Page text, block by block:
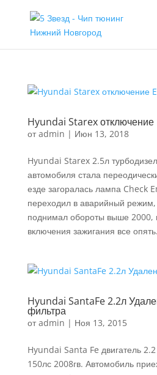
Hyundai Starex отключение
отadmin | Июн 13, 2018
Hyundai Starex 2.5л
автомобиля стала
езде загоралась лампа Check
переходил в аварийный режим,
поднимал обороты выше 2000,
включения зажигания все
Hyundai SantaFe 2.2л
фильтра
отadmin | Ноя 13, 2015
Hyundai Santa Fe двигатель
150лс 2008гв. Автомобиль